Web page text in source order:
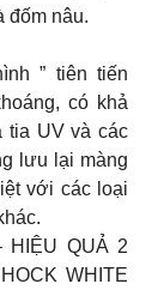
đốm nâu.
” tiên tiến
có khả
tia UV và các
lưu lại màng
với các loại
HIỆU QUẢ 2
WHITE